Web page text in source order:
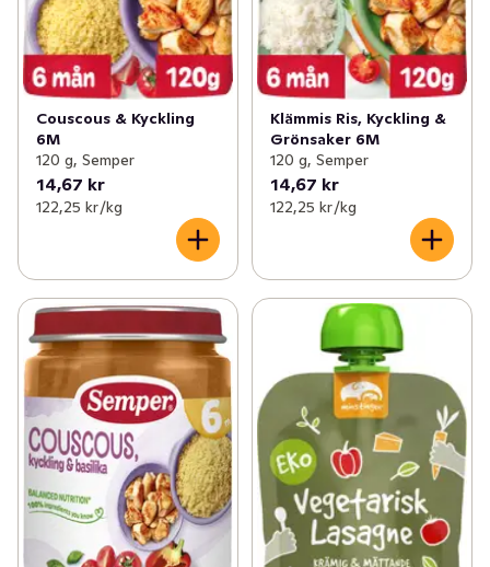
Couscous & Kyckling
6M
120 g, Semper
14,67 kr
122,25 kr /kg
Klämmis Ris, Kyckling &
Grönsaker 6M
120 g, Semper
14,67 kr
122,25 kr /kg